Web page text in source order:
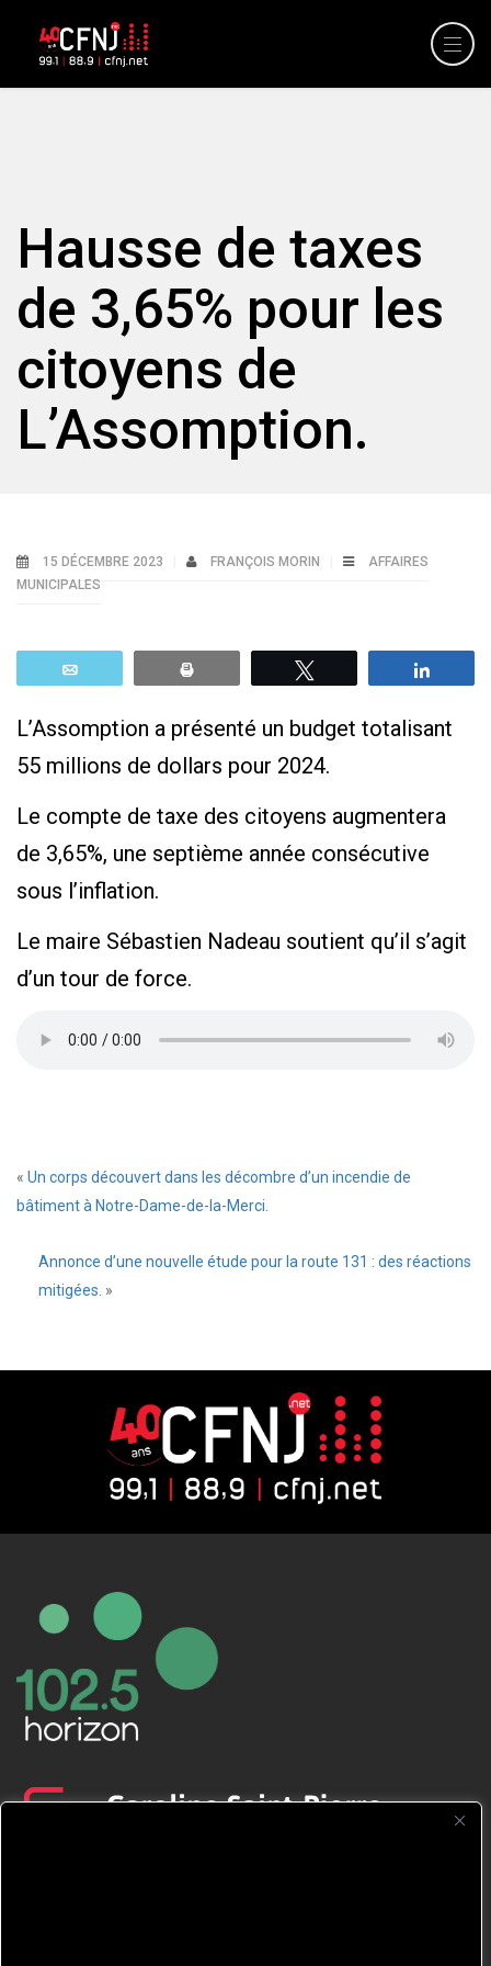
Hausse de taxes
de 3,65% pour les
citoyens de
L’Assomption.
15 DÉCEMBRE 2023 FRANÇOIS MORIN
AFFAIRES
MUNICIPALES
L’Assomption a présenté un budget totalisant
55 millions de dollars pour 2024.
Le compte de taxe des citoyens augmentera
de 3,65%, une septième année consécutive
sous l’inflation.
Le maire Sébastien Nadeau soutient qu’il s’agit
d’un tour de force.
« Un corps découvert dans les décombre d’un incendie de
bâtiment à Notre-Dame-de-la-Merci.
Annonce d’une nouvelle étude pour la route 131 : des réactions
mitigées. »